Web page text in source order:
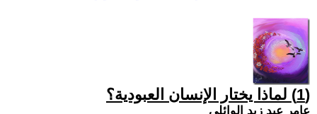
(1) لماذا يختار الإنسان العبودية؟
عامر عبد زيد الوائلي